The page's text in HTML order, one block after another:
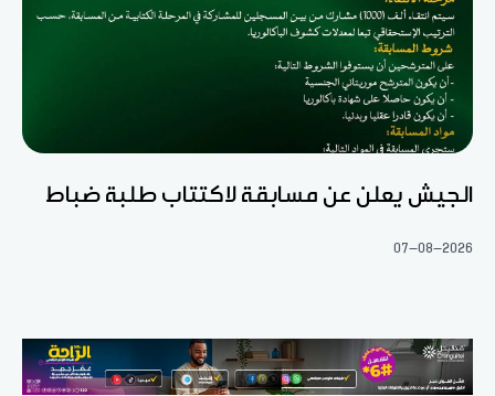
الجيش يعلن عن مسابقة لاكتتاب طلبة ضباط
07-08-2026